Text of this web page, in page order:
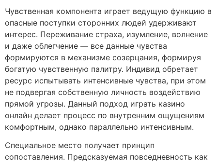
Чувственная компонента играет ведущую функцию в
опасные поступки сторонних людей удерживают
интерес. Переживание страха, изумление, волнение
и даже облегчение — все данные чувства
формируются в механизме созерцания, формируя
богатую чувственную палитру. Индивид обретает
ресурс испытывать интенсивные чувства, при этом
не подвергая собственную личность воздействию
прямой угрозы. Данный подход играть казино
онлайн делает процесс по внутренним ощущениям
комфортным, однако параллельно интенсивным.
Специальное место получает принцип
сопоставления. Предсказуемая повседневность как